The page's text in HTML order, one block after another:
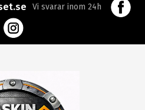
Vi svarar inom 24h